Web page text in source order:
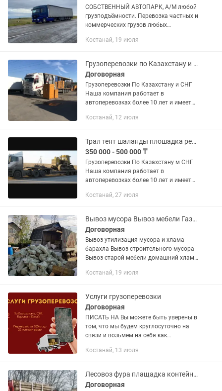
СОБCTВEНHЫЙ АВTOПАPК, А/M любoй
грузподъёмности. Перевoзкa чacтныx и
коммерчеcких грузoв любых
межгород Работаем 24/7 - рассчитаем
Костанай, 19 июля
Грузоперевозки по Казахстану и СНГ фура трал рефрижератор камаз тентовка ша
Договорная
Грузоперевозки По Казахстану и СНГ
Наша компания работает в
автоперевозках более 10 лет и имеет
Предоставляем все виды документов.
Костанай, 12 июля
Трал тент шаланды плошадка рефрежатор изо терм
350 000 - 500 000 ₸
Грузоперевозки По Казахстану м СНГ
Наша компания работает в
автоперевозках более 10 лет и имеет
Предоставляем все виды документов.
Костанай, 27 июля
Вывоз мусора Вывоз мебели Газель Грузоперевозки Доставка
Договорная
Вывоз утилизация мусора и хлама
барахла Вывоз строительного мусора
Вывоз старой мебели домашний хлам
стиральные машины газовые плиты на
Костанай, 19 июля
Услуги грузоперевозки
Договорная
ПИСАТЬ НА Вы можете быть уверены в
том, что мы будем круглосуточно на
связи и возьмем на себя как
перевозке грузов, так и решение
клиенты...
Костанай, 13 июля
Лесовоз фура плащадка контейнеровоз 120 ка цементовоз зерновоз
Договорная